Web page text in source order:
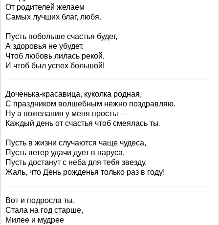
От родителей желаем
Самых лучших благ, любя.
Пусть побольше счастья будет,
А здоровья не убудет.
Чтоб любовь лилась рекой,
И чтоб был успех большой!
Доченька-красавица, куколка родная,
С праздником волшебным нежно поздравляю.
Ну а пожелания у меня просты —
Каждый день от счастья чтоб смеялась ты.
Пусть в жизни случаются чаще чудеса,
Пусть ветер удачи дует в паруса,
Пусть достанут с неба для тебя звезду.
Жаль, что День рожденья только раз в году!
Вот и подросла ты,
Стала на год старше,
Милее и мудрее